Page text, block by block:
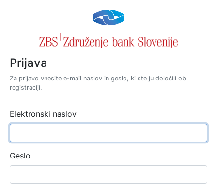
Prijava
Za prijavo vnesite e-mail naslov in geslo, ki ste ju določili ob
registraciji.
Elektronski naslov
Geslo